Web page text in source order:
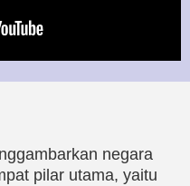
negara
pilar utama, yaitu